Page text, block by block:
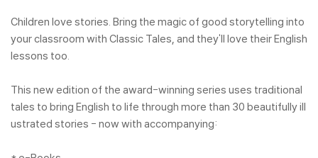
Children love stories. Bring the magic of good storytelling into
your classroom with Classic Tales, and they'll love their English
lessons too.
This new edition of the award-winning series uses traditional
tales to bring English to life through more than 30 beautifully ill
ustrated stories - now with accompanying: